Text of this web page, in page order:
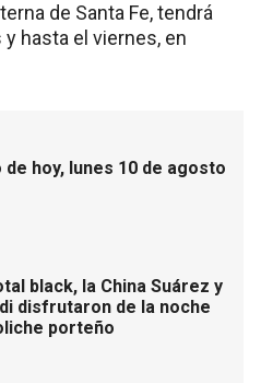
de Santa Fe, tendrá
hasta el viernes, en
hoy, lunes 10 de agosto
black, la China Suárez y
disfrutaron de la noche
porteño